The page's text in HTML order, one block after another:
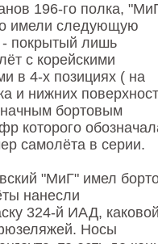
196-го полка,
имели следующую
- покрытый лишь
с корейскими
в 4-х позициях ( на
и нижних
бортовым
которого
самолёта в серии.
"МиГ" имел
нанесли
324-й ИАД,
Носы